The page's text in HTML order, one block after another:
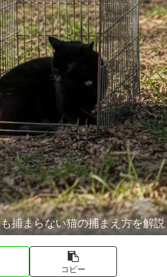
捕まらない猫の捕まえ方を解説
コピー